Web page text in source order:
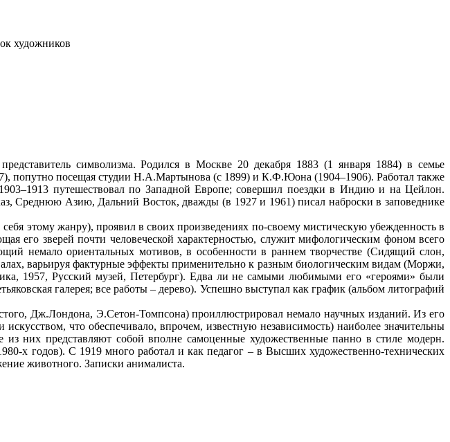
художников
символизма. Родился в Москве 20 декабря 1883 (1 января 1884) в семье
попутно посещая студии Н.А.Мартынова (с 1899) и К.Ф.Юона (1904–1906). Работал также
путешествовал по Западной Европе; совершил поездки в Индию и на Цейлон.
Среднюю Азию, Дальний Восток, дважды (в 1927 и 1961) писал наброски в заповеднике
этому жанру), проявил в своих произведениях по-своему мистическую убежденность в
его зверей почти человеческой характерностью, служит мифологическим фоном всего
немало ориентальных мотивов, в особенности в раннем творчестве (Сидящий слон,
варьируя фактурные эффекты применительно к разным биологическим видам (Моржи,
1957, Русский музей, Петербург). Едва ли не самыми любимыми его «героями» были
галерея; все работы – дерево). Успешно выступал как график (альбом литографий
Дж.Лондона, Э.Сетон-Томпсона) проиллюстрировал немало научных изданий. Из его
что обеспечивало, впрочем, известную независимость) наиболее значительны
них представляют собой вполне самоценные художественные панно в стиле модерн.
х годов). С 1919 много работал и как педагог – в Высших художественно-технических
животного. Записки анималиста.